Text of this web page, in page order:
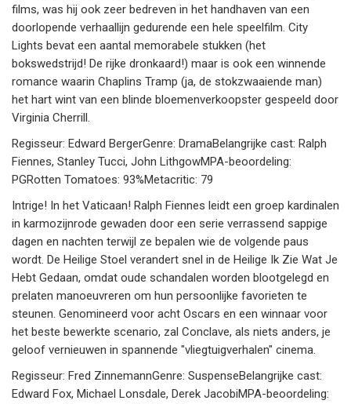
films, was hij ook zeer bedreven in het handhaven van een
doorlopende verhaallijn gedurende een hele speelfilm. City
Lights bevat een aantal memorabele stukken (het
bokswedstrijd! De rijke dronkaard!) maar is ook een winnende
romance waarin Chaplins Tramp (ja, de stokzwaaiende man)
het hart wint van een blinde bloemenverkoopster gespeeld door
Virginia Cherrill.
Regisseur: Edward BergerGenre: DramaBelangrijke cast: Ralph
Fiennes, Stanley Tucci, John LithgowMPA-beoordeling:
PGRotten Tomatoes: 93%Metacritic: 79
Intrige! In het Vaticaan! Ralph Fiennes leidt een groep kardinalen
in karmozijnrode gewaden door een serie verrassend sappige
dagen en nachten terwijl ze bepalen wie de volgende paus
wordt. De Heilige Stoel verandert snel in de Heilige Ik Zie Wat Je
Hebt Gedaan, omdat oude schandalen worden blootgelegd en
prelaten manoeuvreren om hun persoonlijke favorieten te
steunen. Genomineerd voor acht Oscars en een winnaar voor
het beste bewerkte scenario, zal Conclave, als niets anders, je
geloof vernieuwen in spannende "vliegtuigverhalen" cinema.
Regisseur: Fred ZinnemannGenre: SuspenseBelangrijke cast:
Edward Fox, Michael Lonsdale, Derek JacobiMPA-beoordeling: